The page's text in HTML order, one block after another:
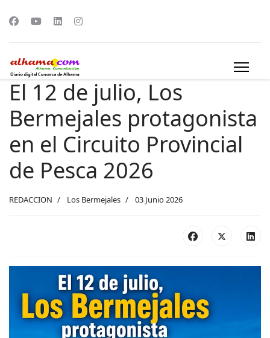
El 12 de julio, Los
Bermejales protagonista
en el Circuito Provincial
de Pesca 2026
REDACCION Los Bermejales 03 Junio 2026